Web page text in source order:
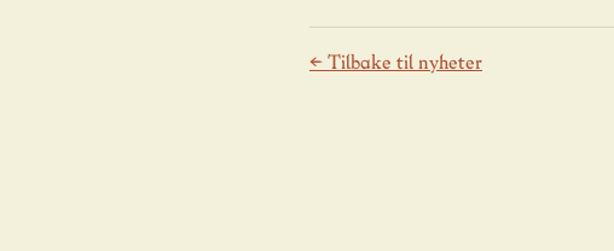
← Tilbake til nyheter